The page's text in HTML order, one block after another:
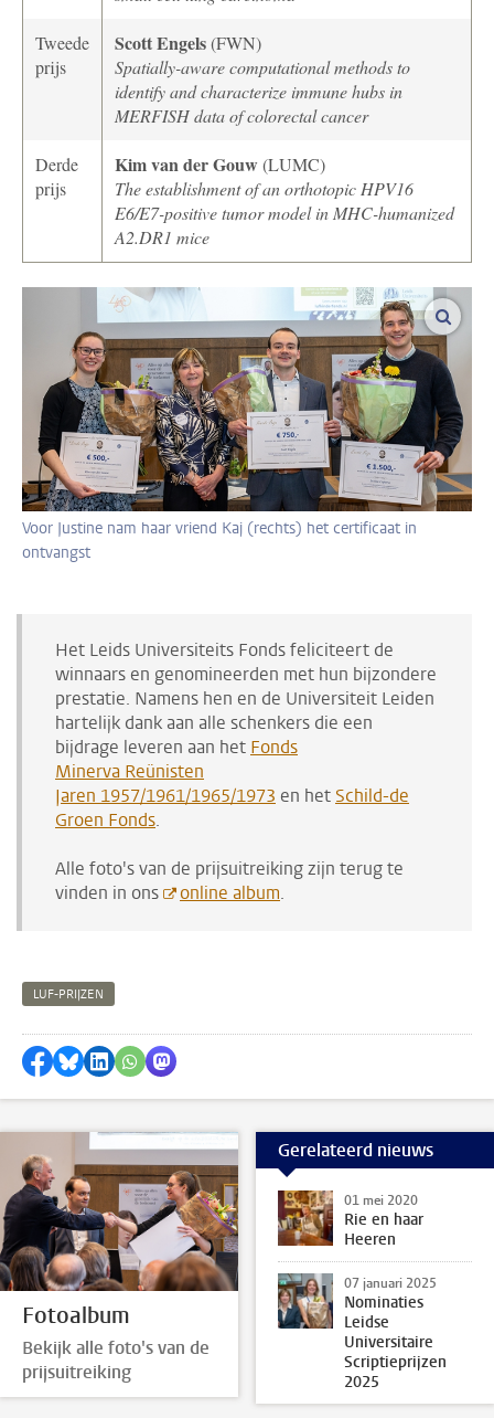
Tweede
prijs
Scott Engels(FWN)
Spatially-aware computational methods to
identify and characterize immune hubs in
MERFISH data of colorectal cancer
Derde
prijs
Kim van der Gouw(LUMC)
The establishment of an orthotopic HPV16
E6/E7-positive tumor model in MHC-humanized
A2.DR1 mice
Voor Justine nam haar vriend Kaj (rechts) het certificaat in
ontvangst
Het Leids Universiteits Fonds feliciteert de
winnaars en genomineerden met hun bijzondere
prestatie. Namens hen en de Universiteit Leiden
hartelijk dank aan alle schenkers die een
bijdrage leveren aan het Fonds
Minerva Reünisten
Jaren 1957/1961/1965/1973 en het Schild-de
Groen Fonds.
Alle foto's van de prijsuitreiking zijn terug te
vinden in ons
online album.
LUF-PRIJZEN
Delen op Facebook
Delen via Bluesky
Delen op LinkedIn
Delen via WhatsApp
Delen via Mastodon
Fotoalbum
Bekijk alle foto's van de
prijsuitreiking
Gerelateerd nieuws
01 mei 2020
Rie en haar
Heeren
07 januari 2025
Nominaties
Leidse
Universitaire
Scriptieprijzen
2025